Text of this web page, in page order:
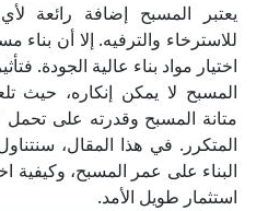
يعتبر المسبح إضافة رائعة
للاسترخاء والترفيه. إلا أن
اختيار مواد بناء عالية الجودة.
المسبح لا يمكن إنكاره، حيث
متانة المسبح وقدرته على تحمل
المتكرر. في هذا المقال،
البناء على عمر المسبح، وكيفية
استثمار طويل الأمد.